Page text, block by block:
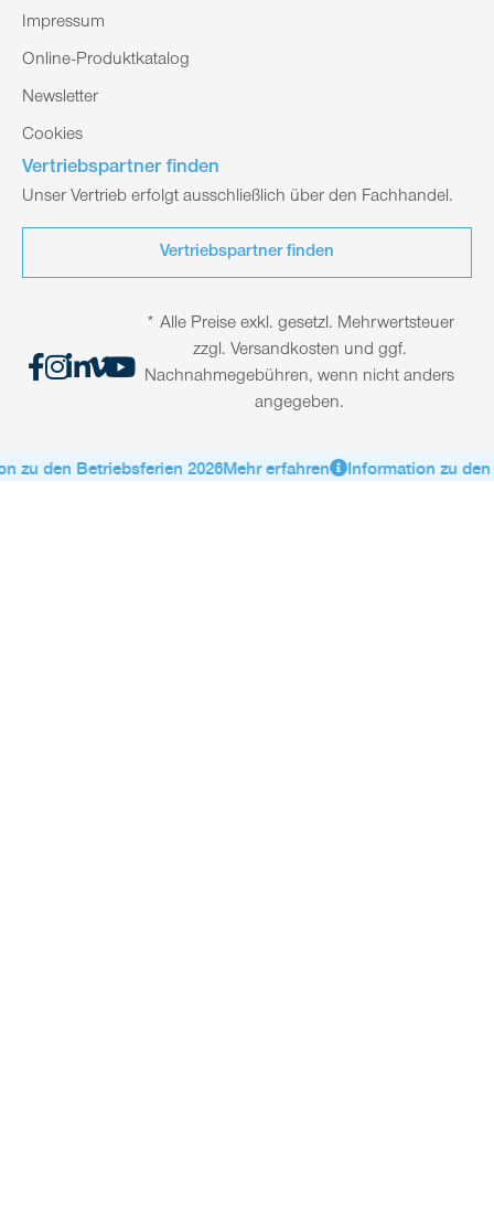
Impressum
Online-Produktkatalog
Newsletter
Cookies
Vertriebspartner finden
Unser Vertrieb erfolgt ausschließlich über den Fachhandel.
Vertriebspartner finden
* Alle Preise exkl. gesetzl. Mehrwertsteuer
zzgl. Versandkosten und ggf.
Nachnahmegebühren, wenn nicht anders
angegeben.
zu den Betriebsferien 2026Mehr erfahren Information zu den